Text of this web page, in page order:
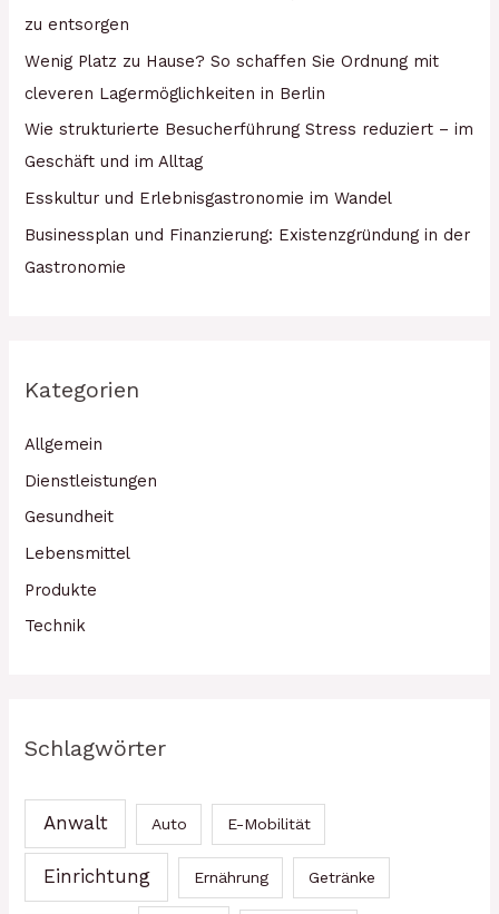
zu entsorgen
Wenig Platz zu Hause? So schaffen Sie Ordnung mit
cleveren Lagermöglichkeiten in Berlin
Wie strukturierte Besucherführung Stress reduziert – im
Geschäft und im Alltag
Esskultur und Erlebnisgastronomie im Wandel
Businessplan und Finanzierung: Existenzgründung in der
Gastronomie
Kategorien
Allgemein
Dienstleistungen
Gesundheit
Lebensmittel
Produkte
Technik
Schlagwörter
Anwalt Auto E-Mobilität
Einrichtung Ernährung Getränke